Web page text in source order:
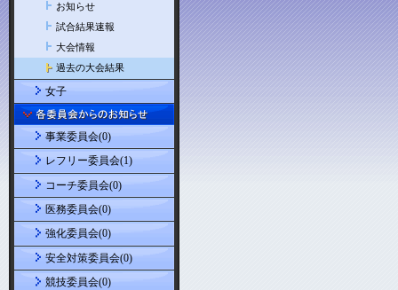
お知らせ
試合結果速報
大会情報
過去の大会結果
女子
事業委員会(0)
レフリー委員会(1)
コーチ委員会(0)
医務委員会(0)
強化委員会(0)
安全対策委員会(0)
競技委員会(0)